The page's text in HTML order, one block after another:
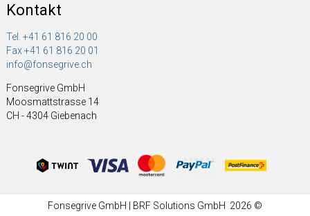
Kontakt
Tel. +41 61 816 20 00
Fax +41 61 816 20 01
info@fonsegrive.ch
Fonsegrive GmbH
Moosmattstrasse 14
CH - 4304 Giebenach
Fonsegrive GmbH | BRF Solutions GmbH 2026 ©